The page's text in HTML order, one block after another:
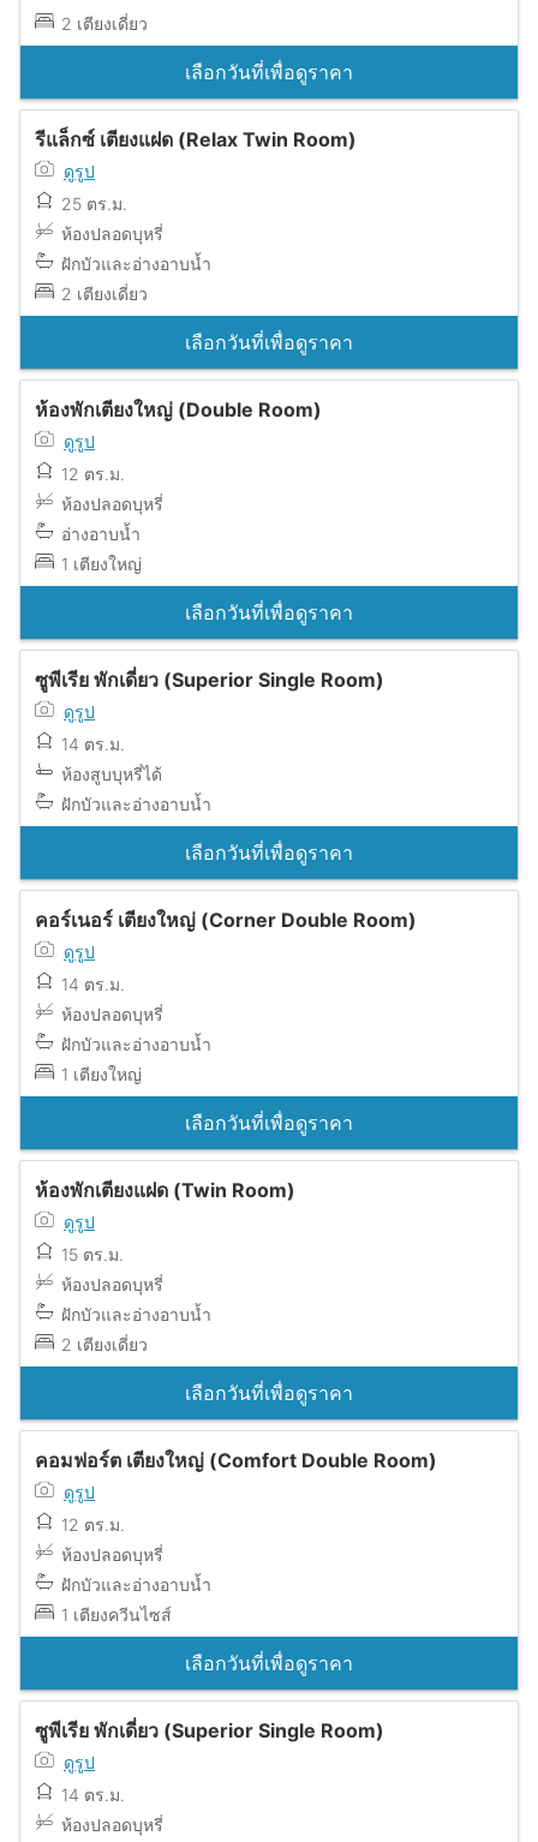
2 เตียงเดี่ยว
เลือกวันที่เพื่อดูราคา
รีแล็กซ์ เตียงแฝด (Relax Twin Room)
ดูรูป
25 ตร.ม.
ห้องปลอดบุหรี่
ฝักบัวและอ่างอาบน้ำ
2 เตียงเดี่ยว
เลือกวันที่เพื่อดูราคา
ห้องพักเตียงใหญ่ (Double Room)
ดูรูป
12 ตร.ม.
ห้องปลอดบุหรี่
อ่างอาบน้ำ
1 เตียงใหญ่
เลือกวันที่เพื่อดูราคา
ซูพีเรีย พักเดี่ยว (Superior Single Room)
ดูรูป
14 ตร.ม.
ห้องสูบบุหรี่ได้
ฝักบัวและอ่างอาบน้ำ
เลือกวันที่เพื่อดูราคา
คอร์เนอร์ เตียงใหญ่ (Corner Double Room)
ดูรูป
14 ตร.ม.
ห้องปลอดบุหรี่
ฝักบัวและอ่างอาบน้ำ
1 เตียงใหญ่
เลือกวันที่เพื่อดูราคา
ห้องพักเตียงแฝด (Twin Room)
ดูรูป
15 ตร.ม.
ห้องปลอดบุหรี่
ฝักบัวและอ่างอาบน้ำ
2 เตียงเดี่ยว
เลือกวันที่เพื่อดูราคา
คอมฟอร์ต เตียงใหญ่ (Comfort Double Room)
ดูรูป
12 ตร.ม.
ห้องปลอดบุหรี่
ฝักบัวและอ่างอาบน้ำ
1 เตียงควีนไซส์
เลือกวันที่เพื่อดูราคา
ซูพีเรีย พักเดี่ยว (Superior Single Room)
ดูรูป
14 ตร.ม.
ห้องปลอดบุหรี่